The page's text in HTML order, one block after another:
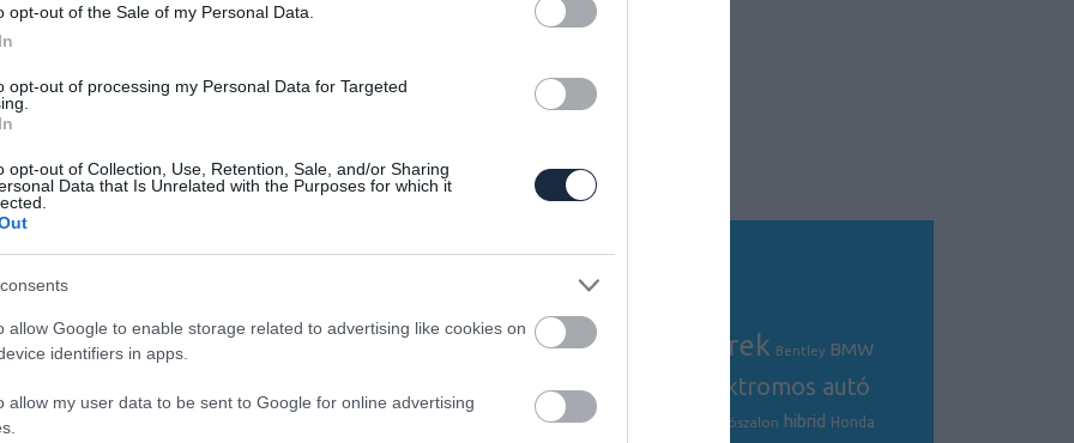
opt-out of the Sale of my Personal Data.
opt-out of processing my Personal Data for Targeted
opt-out of Collection, Use, Retention, Sale, and/or Sharing
Data that Is Unrelated with the Purposes for which it
allow Google to enable storage related to advertising like cookies on
identifiers in apps.
allow my user data to be sent to Google for online advertising
van szüksége. Ha a sofőrnek van elég bátorsága
350 km/h
eddiginél kifinomultabban jut el az
képes előre jelezni és még a kialakulása előtt
mozogjon, a hibrid rendszer
szabhatjuk testre:
tisztán elektromos suhanás a cél.
utazáshoz optimalizált mód.
és a sportos karakter kapja a főszerepet.
Tagfelhő
AMG Audi autós hírek Bentley BMW
crossover elektromos autó
Ferrari genfi autószalon hibrid Honda